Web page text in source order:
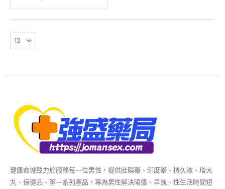
健康商城致力於服務每一位男性，提供壯陽藥、印度藥、持久液、增大
丸、保健品、等一系列產品，專為男性解決陽痿、早洩、性生活時間短